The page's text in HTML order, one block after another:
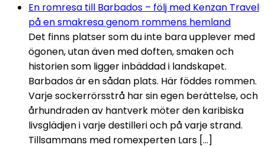
En romresa till Barbados – följ med Kenzan Travel
på en smakresa genom rommens hemland
Det finns platser som du inte bara upplever med
ögonen, utan även med doften, smaken och
historien som ligger inbäddad i landskapet.
Barbados är en sådan plats. Här föddes rommen.
Varje sockerrörsstrå har sin egen berättelse, och
århundraden av hantverk möter den karibiska
livsglädjen i varje destilleri och på varje strand.
Tillsammans med romexperten Lars […]